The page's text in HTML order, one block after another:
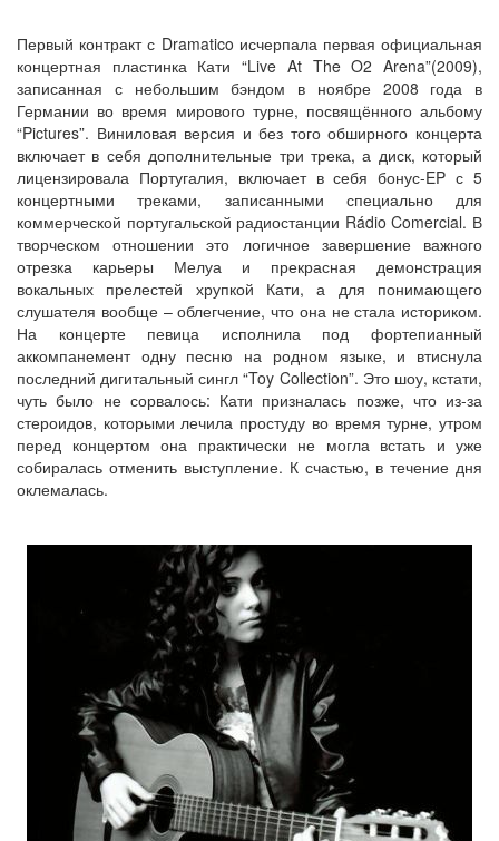
Первый контракт с Dramatico исчерпала первая официальная
концертная пластинка Кати “Live At The O2 Arena”(2009),
записанная с небольшим бэндом в ноябре 2008 года в
Германии во время мирового турне, посвящённого альбому
“Pictures”. Виниловая версия и без того обширного концерта
включает в себя дополнительные три трека, а диск, который
лицензировала Португалия, включает в себя бонус-EP с 5
концертными треками, записанными специально для
коммерческой португальской радиостанции Rádio Comercial. В
творческом отношении это логичное завершение важного
отрезка карьеры Мелуа и прекрасная демонстрация
вокальных прелестей хрупкой Кати, а для понимающего
слушателя вообще – облегчение, что она не стала историком.
На концерте певица исполнила под фортепианный
аккомпанемент одну песню на родном языке, и втиснула
последний дигитальный сингл “Toy Collection”. Это шоу, кстати,
чуть было не сорвалось: Кати призналась позже, что из-за
стероидов, которыми лечила простуду во время турне, утром
перед концертом она практически не могла встать и уже
собиралась отменить выступление. К счастью, в течение дня
оклемалась.